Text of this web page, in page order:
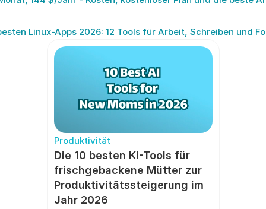
Linux-Apps 2026: 12 Tools für Arbeit, Schreiben und
Produktivität
Die 10 besten KI-Tools für
frischgebackene Mütter zur
Produktivitätssteigerung im
Jahr 2026